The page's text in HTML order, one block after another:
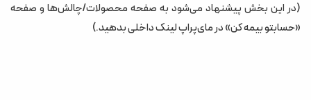
(در این بخش پیشنهاد می‌شود به صفحه محصولات/چالش‌ها و صفحه
«حسابتو بیمه کن» در مای‌پراپ لینک داخلی بدهید.)